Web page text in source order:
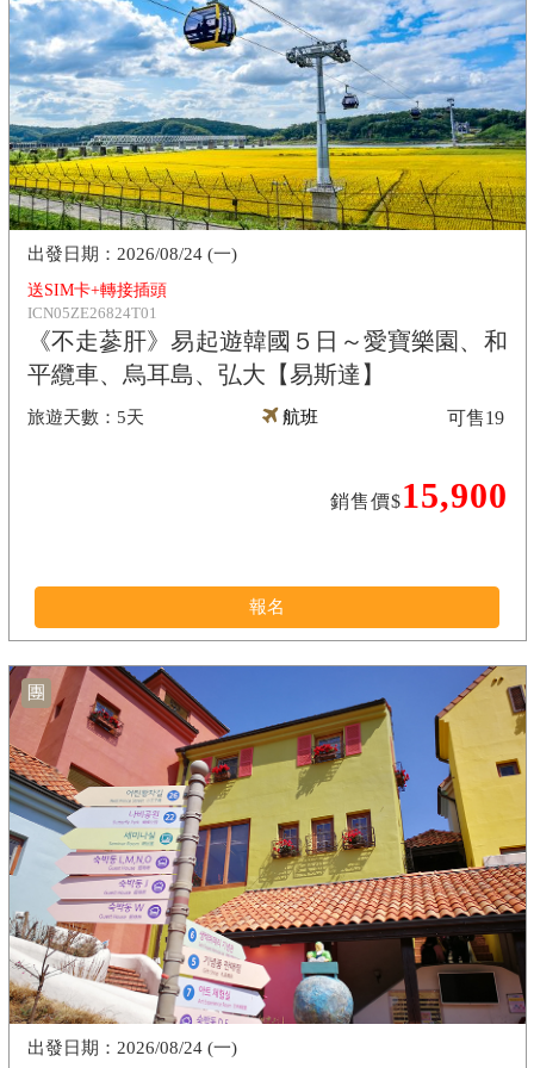
送SIM卡+轉接插頭
ICN05ZE26824T01
《不走蔘肝》易起遊韓國５日～愛寶樂園、和
平纜車、烏耳島、弘大【易斯達】
5天
2026/08/24 (一)
航班
銷售價$15,900
可售19
報名
團
2026/08/24 (一)